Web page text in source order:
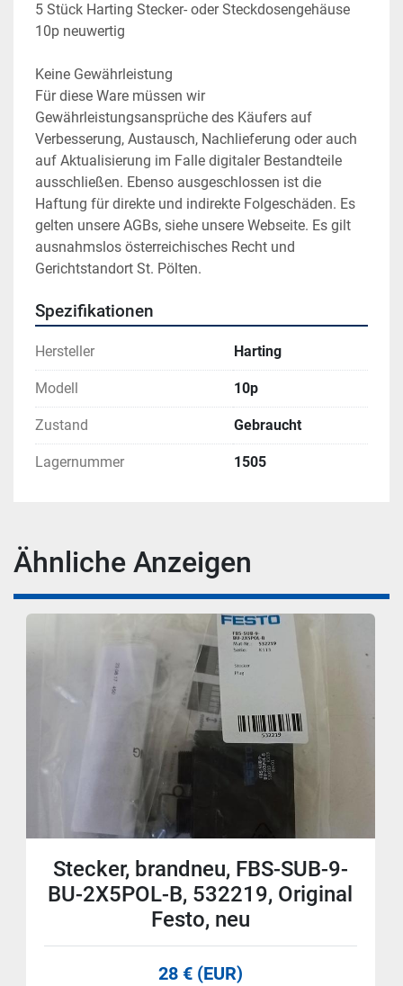
5 Stück Harting Stecker- oder Steckdosengehäuse
10p neuwertig
Keine Gewährleistung
Für diese Ware müssen wir
Gewährleistungsansprüche des Käufers auf
Verbesserung, Austausch, Nachlieferung oder auch
auf Aktualisierung im Falle digitaler Bestandteile
ausschließen. Ebenso ausgeschlossen ist die
Haftung für direkte und indirekte Folgeschäden. Es
gelten unsere AGBs, siehe unsere Webseite. Es gilt
ausnahmslos österreichisches Recht und
Gerichtstandort St. Pölten.
Spezifikationen
Hersteller Harting
Modell 10p
Zustand Gebraucht
Lagernummer 1505
Ähnliche Anzeigen
Stecker, brandneu, FBS-SUB-9-
BU-2X5POL-B, 532219, Original
Festo, neu
28 € (EUR)